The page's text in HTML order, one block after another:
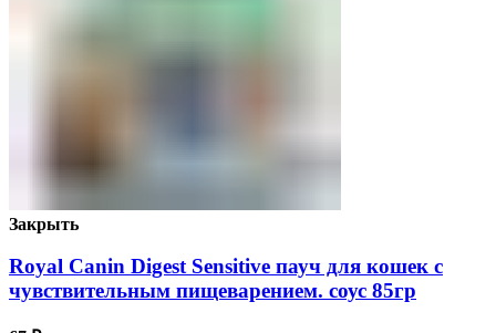
Закрыть
Royal Canin Digest Sensitive пауч для кошек с
чувствительным пищеварением. соус 85гр